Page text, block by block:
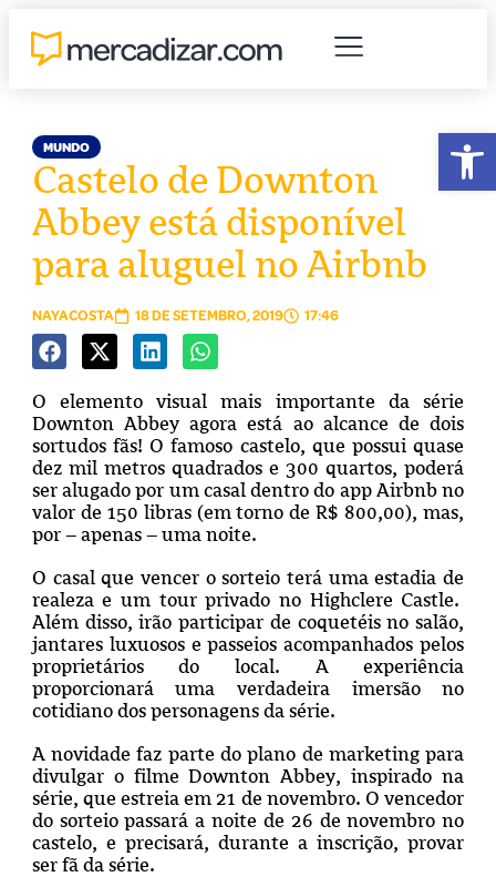
MUNDO
Castelo de Downton
Abbey está disponível
para aluguel no Airbnb
NAYACOSTA 18 DE SETEMBRO, 2019 17:46
O elemento visual mais importante da série
Downton Abbey agora está ao alcance de dois
sortudos fãs! O famoso castelo, que possui quase
dez mil metros quadrados e 300 quartos, poderá
ser alugado por um casal dentro do app Airbnb no
valor de 150 libras (em torno de R$ 800,00), mas,
por – apenas – uma noite.
O casal que vencer o sorteio terá uma estadia de
realeza e um tour privado no Highclere Castle.
Além disso, irão participar de coquetéis no salão,
jantares luxuosos e passeios acompanhados pelos
proprietários do local. A experiência
proporcionará uma verdadeira imersão no
cotidiano dos personagens da série.
A novidade faz parte do plano de marketing para
divulgar o filme Downton Abbey, inspirado na
série, que estreia em 21 de novembro. O vencedor
do sorteio passará a noite de 26 de novembro no
castelo, e precisará, durante a inscrição, provar
ser fã da série.